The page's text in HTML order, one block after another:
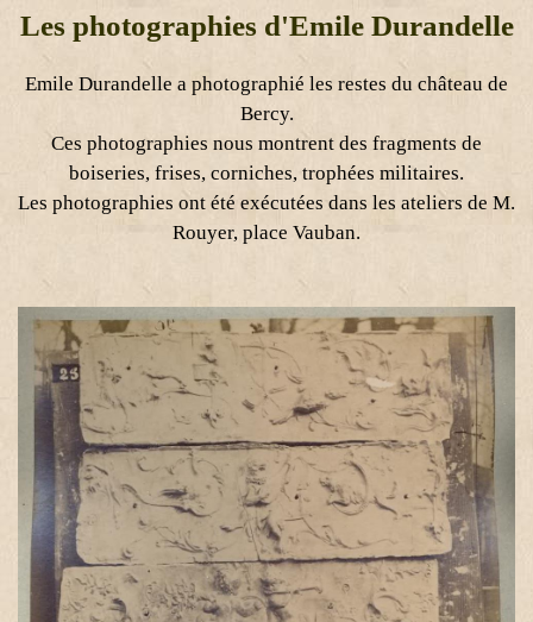
Les photographies d'Emile Durandelle
Emile Durandelle a photographié les restes du château de
Bercy.
Ces photographies nous montrent des fragments de
boiseries, frises, corniches, trophées militaires.
Les photographies ont été exécutées dans les ateliers de M.
Rouyer, place Vauban.